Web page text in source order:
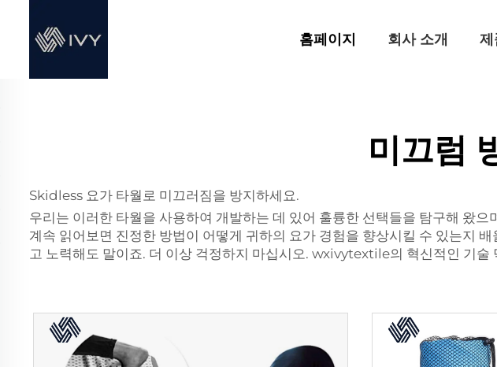
홈페이지 회사 소개 제
미끄럼
Skidless 요가 타월로 미끄러짐을 방지하세요.
우리는 이러한 타월을 사용하여 개발하는 데 있어 훌륭한 선택들을 탐구해 왔
계속 읽어보면 진정한 방법이 어떻게 귀하의 요가 경험을 향상시킬 수 있는지
고 노력해도 말이죠. 더 이상 걱정하지 마십시오. wxivytextile의 혁신적인 기술